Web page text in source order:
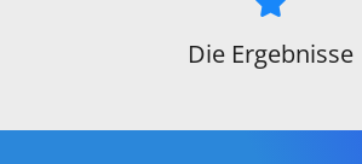
Die Ergebnisse